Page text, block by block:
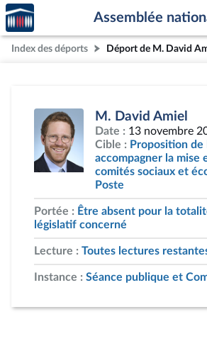
Aller au contenu
Aller en bas de la page
Accèder
à la
page
d'accueil
Assemblée
Index des déports Déport de M. David
M. David Amiel
Date : 13 novembre
Cible : Proposition de
accompagner la mise
comités sociaux et
Poste
Portée : Être absent pour la
législatif concerné
Lecture : Toutes lectures
Instance : Séance publique et